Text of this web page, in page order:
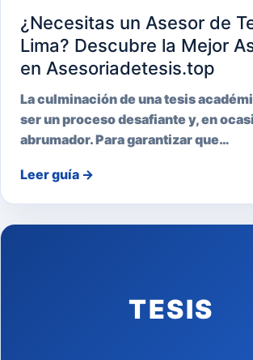
¿Necesitas un Asesor de
Lima? Descubre la Mejor
en Asesoriadetesis.top
La culminación de una tesis
ser un proceso desafiante y, en
abrumador. Para garantizar que…
Leer guía →
TESIS